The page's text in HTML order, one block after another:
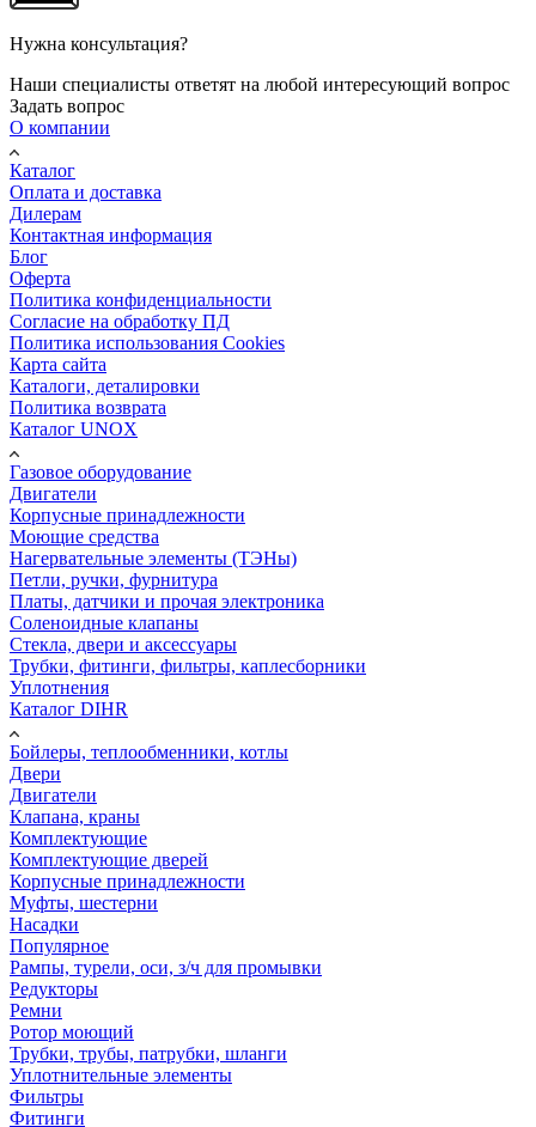
Нужна консультация?
Наши специалисты ответят на любой интересующий вопрос
Задать вопрос
О компании
Каталог
Оплата и доставка
Дилерам
Контактная информация
Блог
Оферта
Политика конфиденциальности
Согласие на обработку ПД
Политика использования Cookies
Карта сайта
Каталоги, деталировки
Политика возврата
Каталог UNOX
Газовое оборудование
Двигатели
Корпусные принадлежности
Моющие средства
Нагервательные элементы (ТЭНы)
Петли, ручки, фурнитура
Платы, датчики и прочая электроника
Соленоидные клапаны
Стекла, двери и аксессуары
Трубки, фитинги, фильтры, каплесборники
Уплотнения
Каталог DIHR
Бойлеры, теплообменники, котлы
Двери
Двигатели
Клапана, краны
Комплектующие
Комплектующие дверей
Корпусные принадлежности
Муфты, шестерни
Насадки
Популярное
Рампы, турели, оси, з/ч для промывки
Редукторы
Ремни
Ротор моющий
Трубки, трубы, патрубки, шланги
Уплотнительные элементы
Фильтры
Фитинги